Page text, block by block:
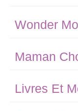
Wonder
Maman
Livres Et